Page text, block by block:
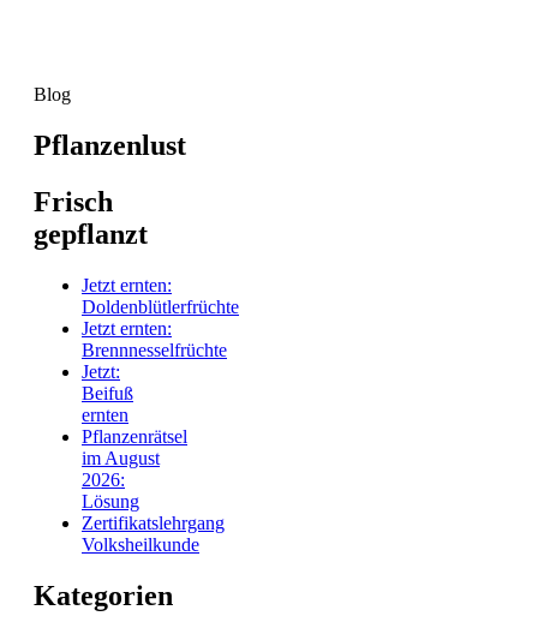
Blog
Pflanzenlust
Frisch
gepflanzt
Jetzt ernten:
Doldenblütlerfrüchte
Jetzt ernten:
Brennnesselfrüchte
Jetzt:
Beifuß
ernten
Pflanzenrätsel
im August
2026:
Lösung
Zertifikatslehrgang
Volksheilkunde
Kategorien